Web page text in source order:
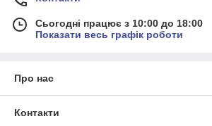
Сьогодні працює з 10:00 до 18:00
Показати весь графік роботи
Про нас
Контакти